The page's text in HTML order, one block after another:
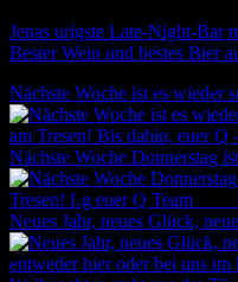
Jenas urigste Late-Night-Bar
Bester Wein und bestes Bier
Nächste Woche ist es wieder
Nächste Woche Donnerstag
Neues Jahr, neues Glück,